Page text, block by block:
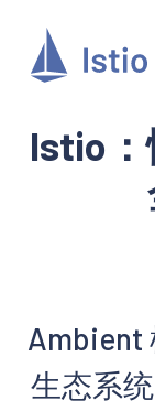
Istio
Ambient
生态系